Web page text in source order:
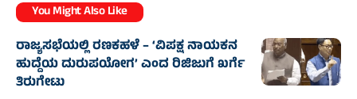
You Might Also Like
ರಾಜ್ಯಸಭೆಯಲ್ಲಿ ರಣಕಹಳೆ – ‘ವಿಪಕ್ಷ ನಾಯಕನ
ಹುದ್ದೆಯ ದುರುಪಯೋಗ’ ಎಂದ ರಿಜಿಜುಗೆ ಖರ್ಗೆ
ತಿರುಗೇಟು